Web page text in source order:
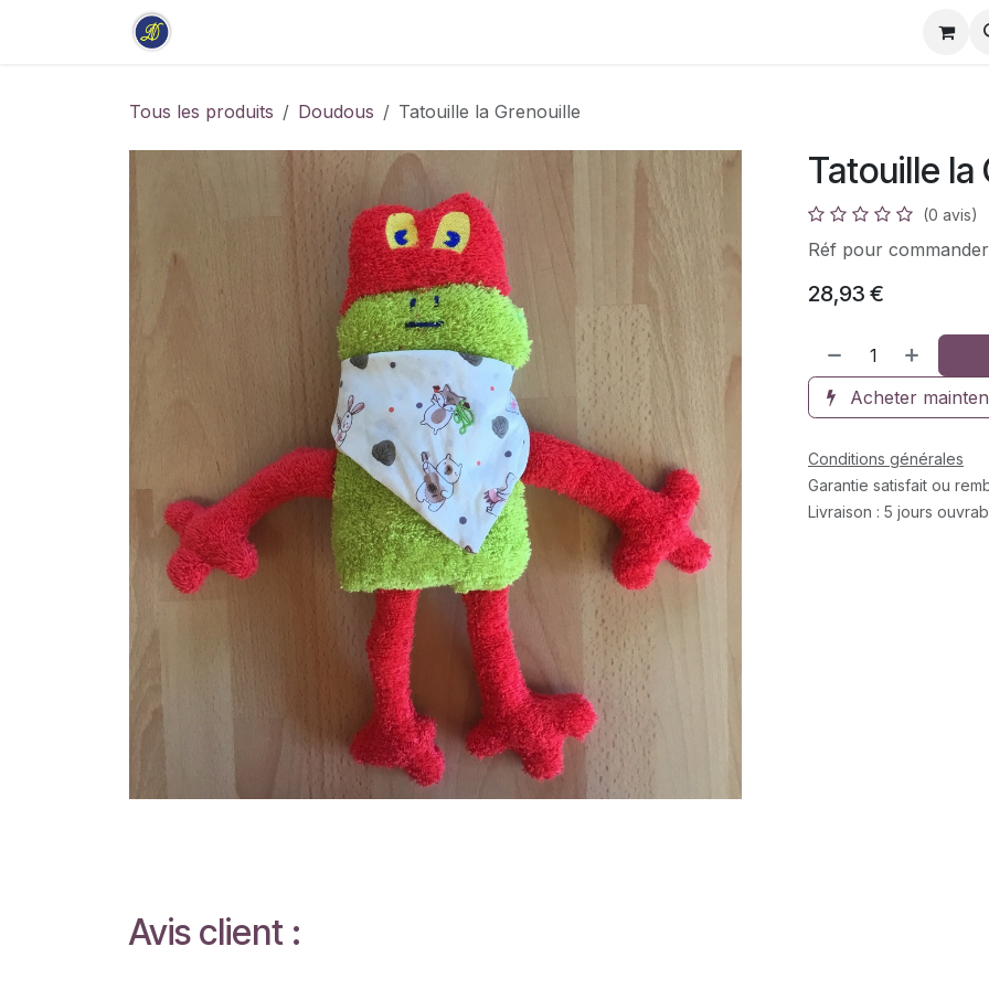
Se rendre au contenu
Tous les produits Doudous Tatouille la Grenouille
Tatouille la
(0 avis)
Réf pour
28,93 €
Acheter
Conditions générales
Garantie satisfait ou
Livraison : 5 jours
Avis client :